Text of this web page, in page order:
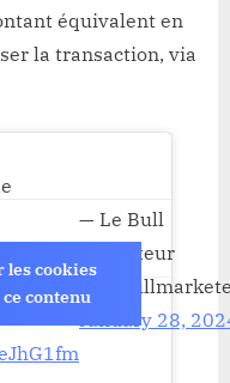
équivalent en
la transaction, via
— Le Bull
Marketeur
January 28,
les cookies
contenu